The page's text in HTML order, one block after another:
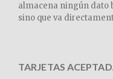
almacena ningún dato
sino que va
TARJETAS